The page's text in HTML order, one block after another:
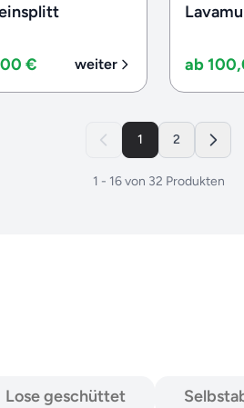
€ weiter ab
1 2
1 - 16von 32 Produkten
Lose geschüttet